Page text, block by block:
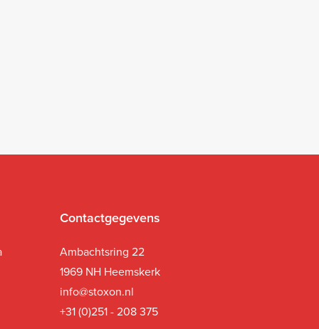
Contactgegevens
Ambachtsring 22
1969 NH Heemskerk
info@stoxon.nl
+31 (0)251 - 208 375